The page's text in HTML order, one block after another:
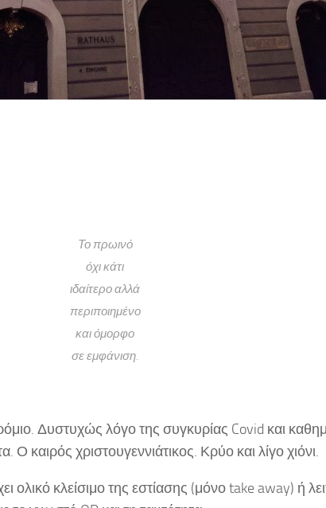
Το πρωινό
όχι κάτι
ιδαίτερο αλλά
περιποιημένο
και όμορφο
σε εμφάνιση.
Δυστυχώς λόγο της συγκυρίας Covid και
καιρός χριστουγεννιάτικος. Κρύο και λίγο χιόνι.
ολικό κλείσιμο της εστίασης (μόνο take away) ή